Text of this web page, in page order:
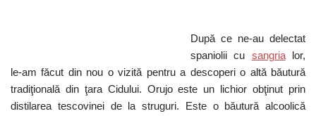
După ce ne-au delectat
spaniolii cu sangrialor,
le-am făcut din nou o vizită pentru a descoperi o altă băutură
tradiţională din ţara Cidului. Orujo este un lichior obţinut prin
distilarea tescovinei de la struguri. Este o băutură alcoolică